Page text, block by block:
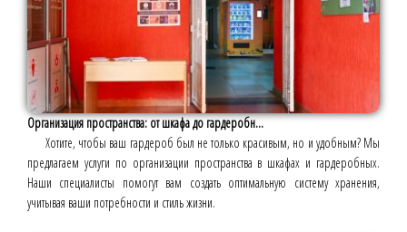
Организация пространства: от шкафа до гардеробн...
Хотите, чтобы ваш гардероб был не только красивым, но и удобным? Мы
предлагаем услуги по организации пространства в шкафах и гардеробных.
Наши специалисты помогут вам создать оптимальную систему хранения,
учитывая ваши потребности и стиль жизни.